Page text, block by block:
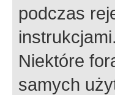
podczas
Niektóre
samych